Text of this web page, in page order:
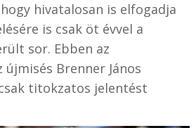
hivatalosan is elfogadja
is csak öt évvel a
sor. Ebben az
újmisés Brenner János
titokzatos jelentést